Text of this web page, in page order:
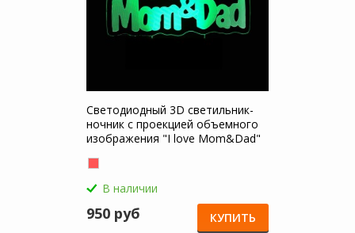
Светодиодный 3D светильник-
ночник с проекцией объемного
изображения "I love Mom&Dad"
В наличии
950 руб КУПИТЬ